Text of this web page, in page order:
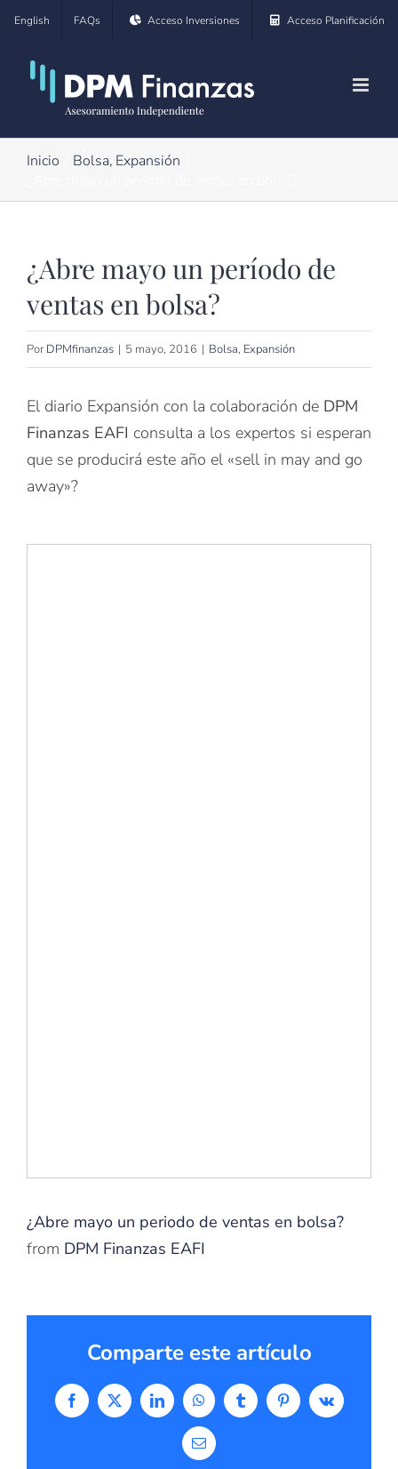
Saltar
contenido
English FAQs Acceso Inversiones Acceso Planificación
Inicio Bolsa Expansión
¿Abre mayo un período de
ventas en bolsa?
PorDPMfinanzas | 5 mayo, 2016 | Bolsa, Expansión
El diario Expansión con la colaboración de DPM
Finanzas EAFI consulta a los expertos si esperan
que se producirá este año el «sell in may and go
away»?
¿Abre mayo un periodo de ventas en bolsa?
from DPM Finanzas EAFI
Comparte este artículo
Facebook
X LinkedInWhatsAppTumblrPinterestVk
Correo
electrónico